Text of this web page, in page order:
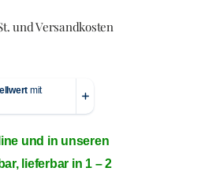
und Versandkosten
und in unseren
lieferbar in 1 – 2